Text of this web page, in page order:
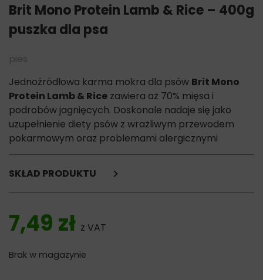
Brit Mono Protein Lamb & Rice – 400g
puszka dla psa
pies
Jednoźródłowa karma mokra dla psów Brit Mono
Protein Lamb & Rice zawiera aż 70% mięsa i
podrobów jagnięcych. Doskonale nadaje się jako
uzupełnienie diety psów z wrażliwym przewodem
pokarmowym oraz problemami alergicznymi
SKŁAD PRODUKTU
skrobia grochowa (3%),
błonnik grochowy (1%).
Skład analityczny:
7,49 zł z VAT
Brak w magazynie